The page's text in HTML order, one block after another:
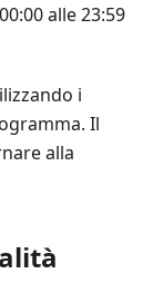
alle 23:59
i
Il
alla